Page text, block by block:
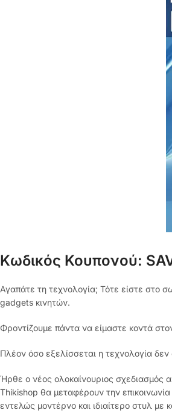
Κωδικός Κουπονού:
Αγαπάτε τη τεχνολογία; Τότε είστε στο
gadgets κινητών.
Φροντίζουμε πάντα να είμαστε κοντά
Πλέον όσο εξελίσσεται η τεχνολογία
Ήρθε ο νέος ολοκαίνουριος σχεδιασμός
Thikishop θα μεταφέρουν την
εντελώς μοντέρνο και ιδιαίτερο στυλ με